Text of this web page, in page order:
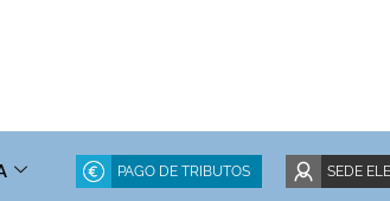
PAGO DE TRIBUTOS SEDE